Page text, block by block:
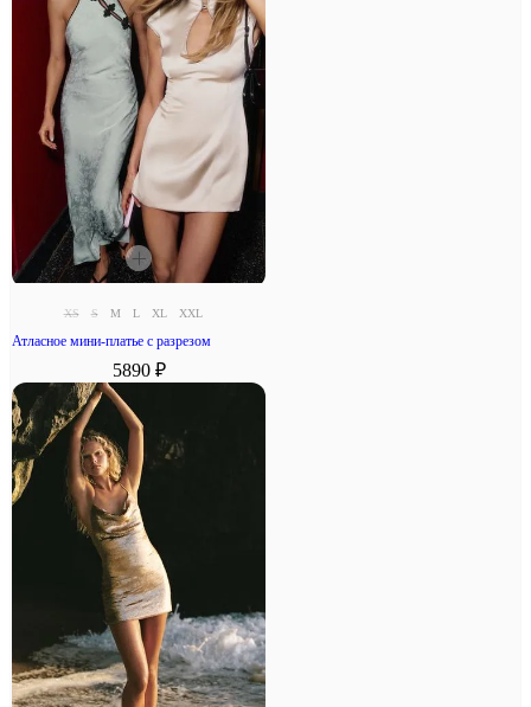
XS S M L XL XXL
Атласное мини-платье с разрезом
5890 ₽